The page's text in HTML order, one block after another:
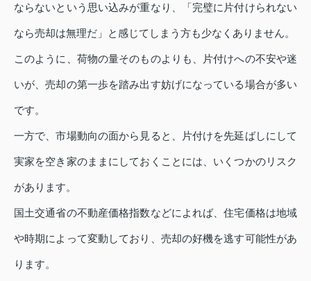
ならないという思い込みが重なり、「完璧に片付けられない
なら売却は無理だ」と感じてしまう方も少なくありません。
このように、荷物の量そのものよりも、片付けへの不安や迷
いが、売却の第一歩を踏み出す妨げになっている場合が多い
です。
一方で、市場動向の面から見ると、片付けを先延ばしにして
実家を空き家のままにしておくことには、いくつかのリスク
があります。
国土交通省の不動産価格指数などによれば、住宅価格は地域
や時期によって変動しており、売却の好機を逃す可能性があ
ります。